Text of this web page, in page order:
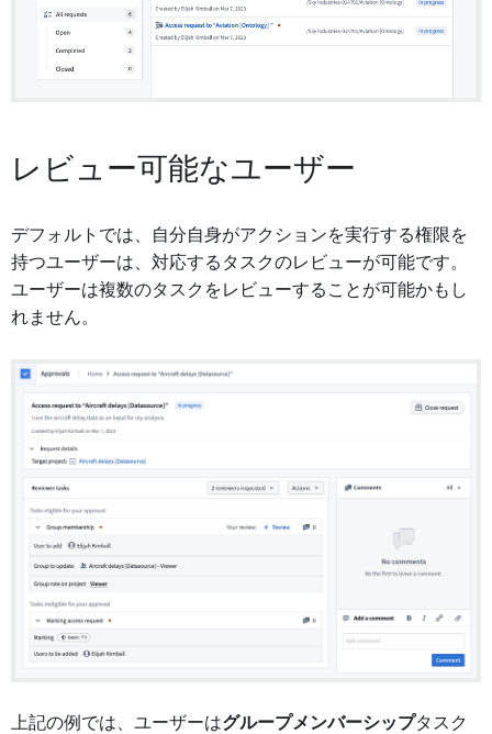
レビュー可能なユーザー
デフォルトでは、自分自身がアクションを実行する権限を
持つユーザーは、対応するタスクのレビューが可能です。
ユーザーは複数のタスクをレビューすることが可能かもし
れません。
上記の例では、ユーザーはグループメンバーシップタスク